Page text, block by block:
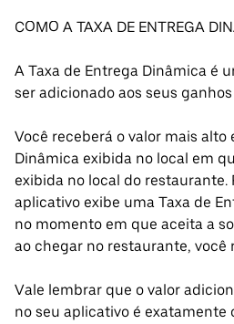
COMO A TAXA DE ENTREGA
A Taxa de Entrega Dinâmica é
ser adicionado aos seus
Você receberá o valor mais alto
Dinâmica exibida no local em
exibida no local do restaurante.
aplicativo exibe uma Taxa de
no momento em que aceita a
ao chegar no restaurante, você
Vale lembrar que o valor
no seu aplicativo é exatamente